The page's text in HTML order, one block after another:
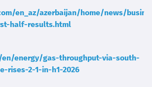
en_az/azerbaijan/home/news/
half-results.html
energy/gas-throughput-via-south-
rises-2-1-in-h1-2026